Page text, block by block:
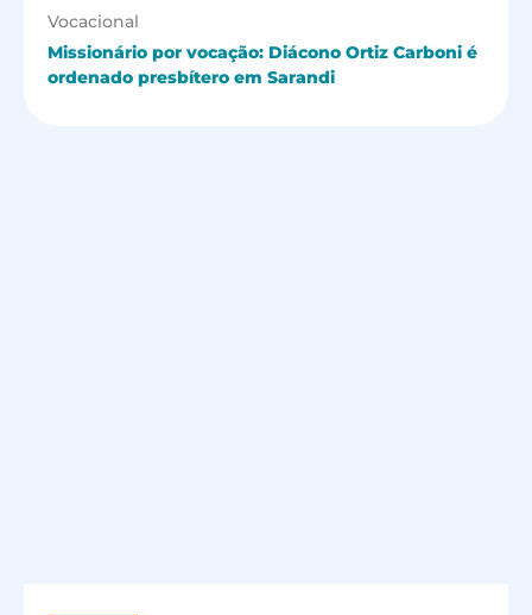
Vocacional
Missionário por vocação: Diácono Ortiz Carboni é
ordenado presbítero em Sarandi